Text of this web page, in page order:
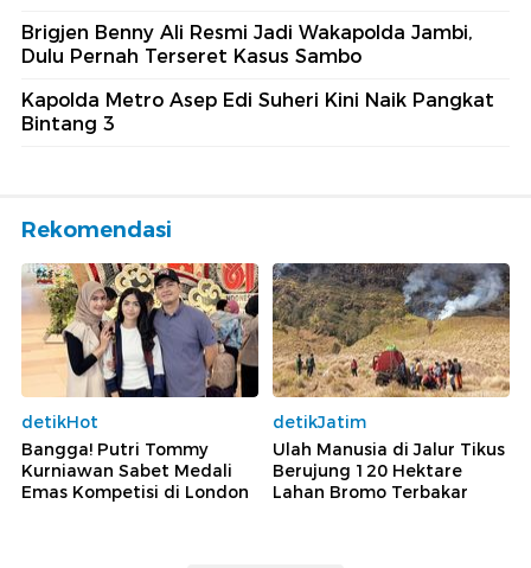
Brigjen Benny Ali Resmi Jadi Wakapolda Jambi,
Dulu Pernah Terseret Kasus Sambo
Kapolda Metro Asep Edi Suheri Kini Naik Pangkat
Bintang 3
Rekomendasi
detikHot
Bangga! Putri Tommy
Kurniawan Sabet Medali
Emas Kompetisi di London
detikJatim
Ulah Manusia di Jalur Tikus
Berujung 120 Hektare
Lahan Bromo Terbakar